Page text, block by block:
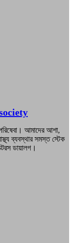
আমাদের আশা,
ব্যবস্থার সমস্ত স্টেক
ডায়ালগ।